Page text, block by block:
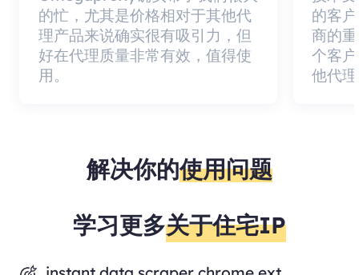
的忙，尤其是价格相对于其他代
理产品来说确实很有吸引力，但
好在代理质量非常有效，值得使
用。
的客
商的
个客
他代
解决你的使用问题
学习更多关于住宅IP